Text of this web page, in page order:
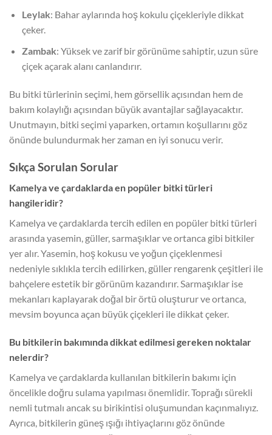
Leylak: Bahar aylarında hoş kokulu çiçekleriyle dikkat
çeker.
Zambak: Yüksek ve zarif bir görünüme sahiptir, uzun süre
çiçek açarak alanı canlandırır.
Bu bitki türlerinin seçimi, hem görsellik açısından hem de
bakım kolaylığı açısından büyük avantajlar sağlayacaktır.
Unutmayın, bitki seçimi yaparken, ortamın koşullarını göz
önünde bulundurmak her zaman en iyi sonucu verir.
Sıkça Sorulan Sorular
Kamelya ve çardaklarda en popüler bitki türleri
hangileridir?
Kamelya ve çardaklarda tercih edilen en popüler bitki türleri
arasında yasemin, güller, sarmaşıklar ve ortanca gibi bitkiler
yer alır. Yasemin, hoş kokusu ve yoğun çiçeklenmesi
nedeniyle sıklıkla tercih edilirken, güller rengarenk çeşitleri ile
bahçelere estetik bir görünüm kazandırır. Sarmaşıklar ise
mekanları kaplayarak doğal bir örtü oluşturur ve ortanca,
mevsim boyunca açan büyük çiçekleri ile dikkat çeker.
Bu bitkilerin bakımında dikkat edilmesi gereken noktalar
nelerdir?
Kamelya ve çardaklarda kullanılan bitkilerin bakımı için
öncelikle doğru sulama yapılması önemlidir. Toprağı sürekli
nemli tutmalı ancak su birikintisi oluşumundan kaçınmalıyız.
Ayrıca, bitkilerin güneş ışığı ihtiyaçlarını göz önünde